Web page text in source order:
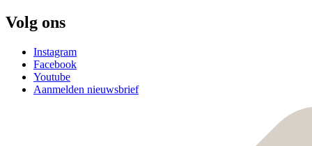
Volg ons
Instagram
Facebook
Youtube
Aanmelden nieuwsbrief